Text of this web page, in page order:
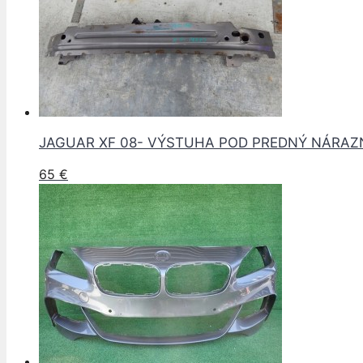
JAGUAR XF 08- VÝSTUHA POD PREDNÝ
65 €